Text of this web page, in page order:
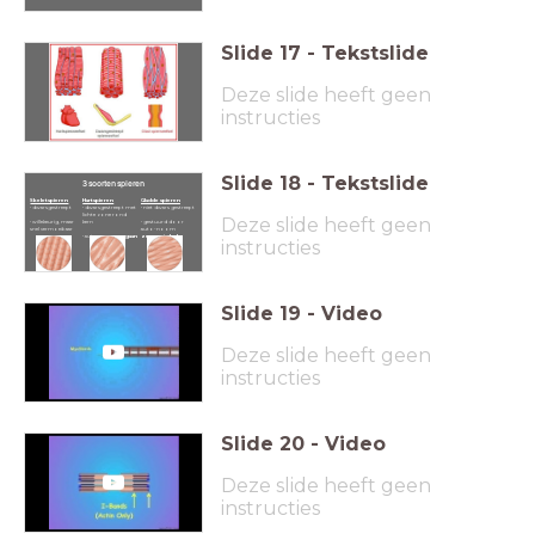
Slide 17 - Tekstslide
Deze slide heeft geen
instructies
3 soorten spieren
Skeletspieren
• dwarsgestreept
• willekeurig, maar
snel vermoeibaar
Hartspieren
• dwarsgestreept met
lichte zone rond
kern
• autonoomorgaan
Gladde spieren
• niet dwars gestreept
• gestuurd door
auto-noom
zenuwstelsel
Slide 18 - Tekstslide
Deze slide heeft geen
instructies
Slide 19 - Video
Deze slide heeft geen
instructies
Slide 20 - Video
Deze slide heeft geen
instructies